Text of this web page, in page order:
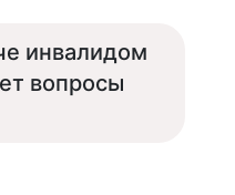
инвалидом
вопросы